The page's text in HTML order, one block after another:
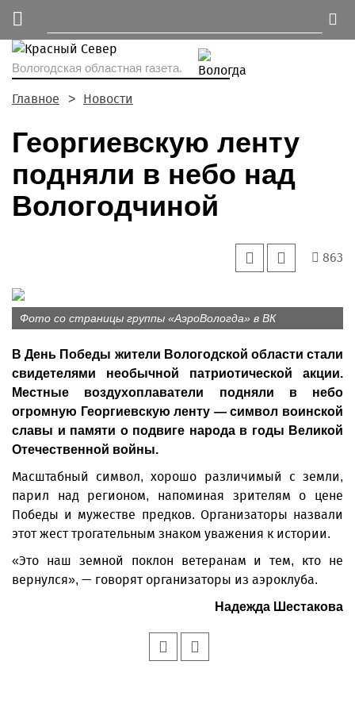
Вологодская областная газета.
Главное Новости
Георгиевскую ленту
подняли в небо над
Вологодчиной
863
Фото со страницы группы «АэроВологда» в ВК
В День Победы жители Вологодской области стали
свидетелями необычной патриотической акции.
Местные воздухоплаватели подняли в небо
огромную Георгиевскую ленту — символ воинской
славы и памяти о подвиге народа в годы Великой
Отечественной войны.
Масштабный символ, хорошо различимый с земли,
парил над регионом, напоминая зрителям о цене
Победы и мужестве предков. Организаторы назвали
этот жест трогательным знаком уважения к истории.
«Это наш земной поклон ветеранам и тем, кто не
вернулся», — говорят организаторы из аэроклуба.
Надежда Шестакова